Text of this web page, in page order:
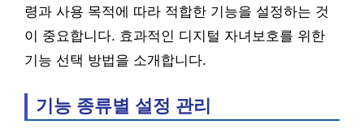
령과 사용 목적에 따라 적합한 기능을 설정하는 것
이 중요합니다. 효과적인 디지털 자녀보호를 위한
기능 선택 방법을 소개합니다.
기능 종류별 설정 관리